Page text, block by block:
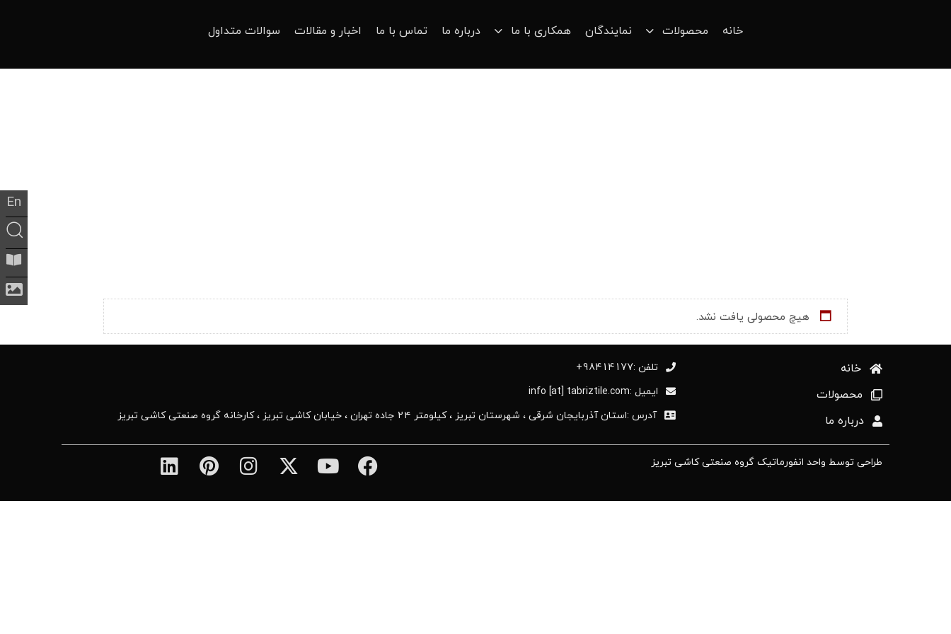
خانه محصولات نمایندگان همکاری با ما درباره ما تماس با ما اخبار و مقالات سوالات متداول
En
هیچ محصولی یافت نشد.
خانه
محصولات
درباره ما
تلفن :98414177+
ایمیل :info [at] tabriztile.com
آدرس :استان آذربایجان ‌شرقی ، شهرستان تبریز ، کیلومتر ۲۴ جاده تهران ، خیابان کاشی تبریز ، کارخانه گروه صنعتی کاشی تبریز
طراحی توسط واحد انفورماتیک گروه صنعتی کاشی تبریز